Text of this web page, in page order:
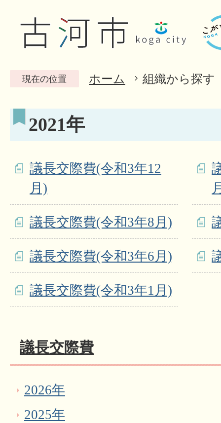
現在の位置 ホーム 組織から探す
2021年
議長交際費(令和3年12
月)
議長交際費(令和3年8月)
議長交際費(令和3年6月)
議長交際費(令和3年1月)
議長交際費
2026年
2025年